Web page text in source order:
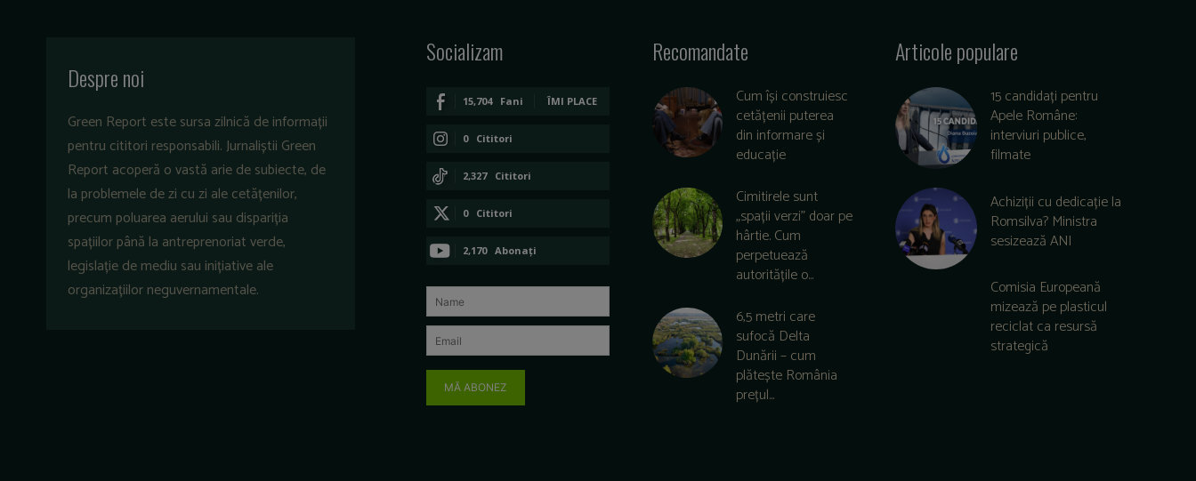
Despre noi
Green Report este sursa zilnică de informații
pentru cititori responsabili. Jurnaliștii Green
Report acoperă o vastă arie de subiecte, de
la problemele de zi cu zi ale cetățenilor,
precum poluarea aerului sau dispariția
spațiilor până la antreprenoriat verde,
legislație de mediu sau inițiative ale
organizațiilor neguvernamentale.
Socializam
15,704 Fani ÎMI PLACE
0 Cititori
CONECTAȚI-VĂ
2,327 Cititori
0 Cititori
CONECTAȚI-VĂ
2,170 Abonați
ABONAȚI-VĂ
MĂ ABONEZ
Recomandate
Cum își construiesc
cetățenii puterea
din informare și
educație
Cimitirele sunt
„spații verzi” doar pe
hârtie. Cum
perpetuează
autoritățile o...
6,5 metri care
sufocă Delta
Dunării – cum
plătește România
prețul...
Articole populare
15 candidați pentru
Apele Române:
interviuri publice,
filmate
Achiziții cu dedicație la
Romsilva? Ministra
sesizează ANI
Comisia Europeană
mizează pe plasticul
reciclat ca resursă
strategică